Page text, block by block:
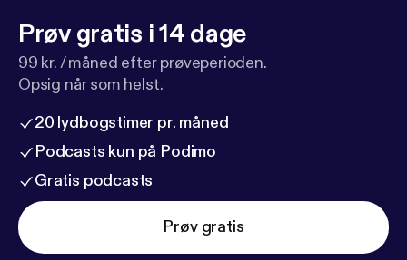
Prøv gratis i 14 dage
99 kr. / måned efter prøveperioden.
Opsig når som helst.
20 lydbogstimer pr. måned
Podcasts kun på Podimo
Gratis podcasts
Prøv gratis